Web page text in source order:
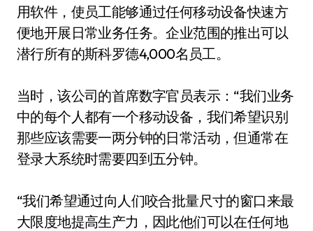
用软件，使员工能够通过任何移动设备快速方
便地开展日常业务任务。企业范围的推出可以
潜行所有的斯科罗德4,000名员工。
当时，该公司的首席数字官员表示：“我们业务
中的每个人都有一个移动设备，我们希望识别
那些应该需要一两分钟的日常活动，但通常在
登录大系统时需要四到五分钟。
“我们希望通过向人们咬合批量尺寸的窗口来最
大限度地提高生产力，因此他们可以在任何地